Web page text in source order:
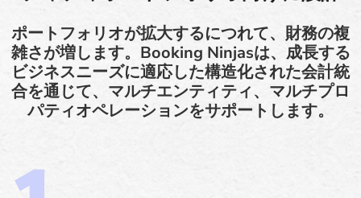
ポートフォリオが拡大するにつれて、財務の複
雑さが増します。Booking Ninjasは、成長する
ビジネスニーズに適応した構造化された会計統
合を通じて、マルチエンティティ、マルチプロ
パティオペレーションをサポートします。